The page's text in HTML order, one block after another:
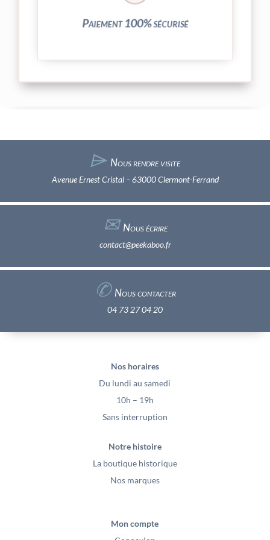
Paiement 100% sécurisé
⌲ Nous rendre visite
Avenue Ernest Cristal – 63000 Clermont-Ferrand
✉︎Nous écrire
contact@peekaboo.fr
✆ Nous contacter
04 73 27 04 20
Nos horaires
Du lundi au samedi
10h – 19h
Sans interruption
Notre histoire
La boutique historique
Nos marques
Mon compte